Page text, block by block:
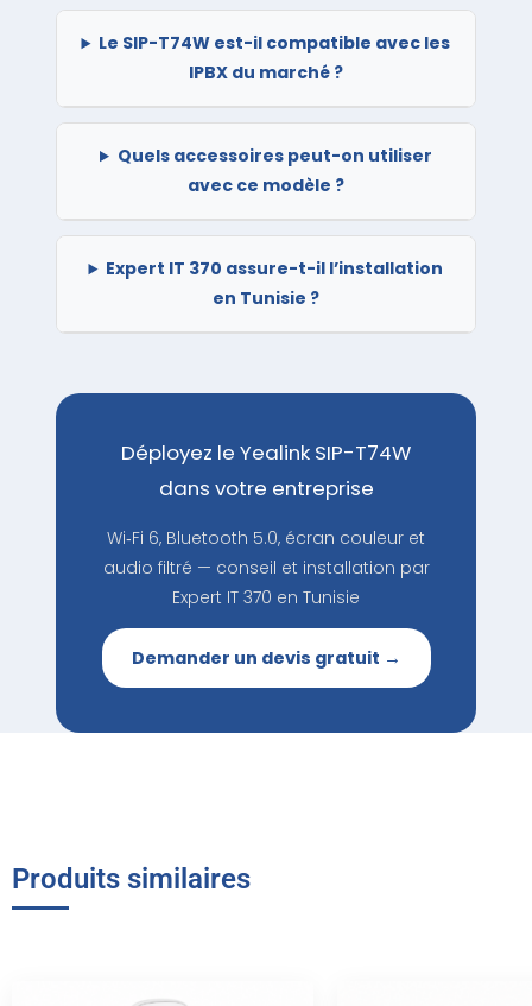
Le SIP-T74W est-il compatible avec les
IPBX du marché ?
Quels accessoires peut-on utiliser
avec ce modèle ?
Expert IT 370 assure-t-il l’installation
en Tunisie ?
Déployez le Yealink SIP-T74W
dans votre entreprise
Wi‑Fi 6, Bluetooth 5.0, écran couleur et
audio filtré — conseil et installation par
Expert IT 370 en Tunisie
Demander un devis gratuit →
Produits similaires